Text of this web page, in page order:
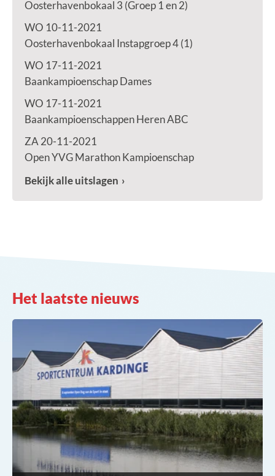
Oosterhavenbokaal 3 (Groep 1 en 2)
WO 10-11-2021
Oosterhavenbokaal Instapgroep 4 (1)
WO 17-11-2021
Baankampioenschap Dames
WO 17-11-2021
Baankampioenschappen Heren ABC
ZA 20-11-2021
Open YVG Marathon Kampioenschap
Bekijk alle uitslagen
Het laatste nieuws